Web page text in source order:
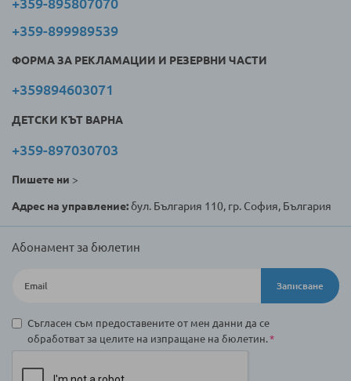
+359-899989539
ФОРМА ЗА РЕКЛАМАЦИИ И РЕЗЕРВНИ ЧАСТИ
+359894603071
ДЕТСКИ КЪТ ВАРНА
+359-897030703
Пишете ни >
Адрес на управление:бул. България 110, гр. София, България
Абонамент за бюлетин
Записване
Съгласен съм предоставените от мен данни да се
обработват за целите на изпращане на бюлетин.